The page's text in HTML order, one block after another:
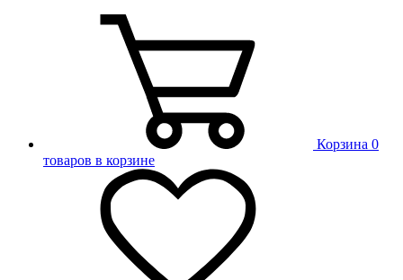
Корзина 0
товаров в корзине